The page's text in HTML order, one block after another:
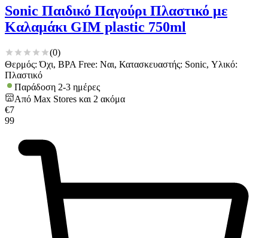
Sonic Παιδικό Παγούρι Πλαστικό με
Καλαμάκι GIM plastic 750ml
(0)
Θερμός: Όχι, BPA Free: Ναι, Κατασκευαστής: Sonic, Υλικό:
Πλαστικό
Παράδοση 2-3 ημέρες
Από Max Stores και 2 ακόμα
€7
99